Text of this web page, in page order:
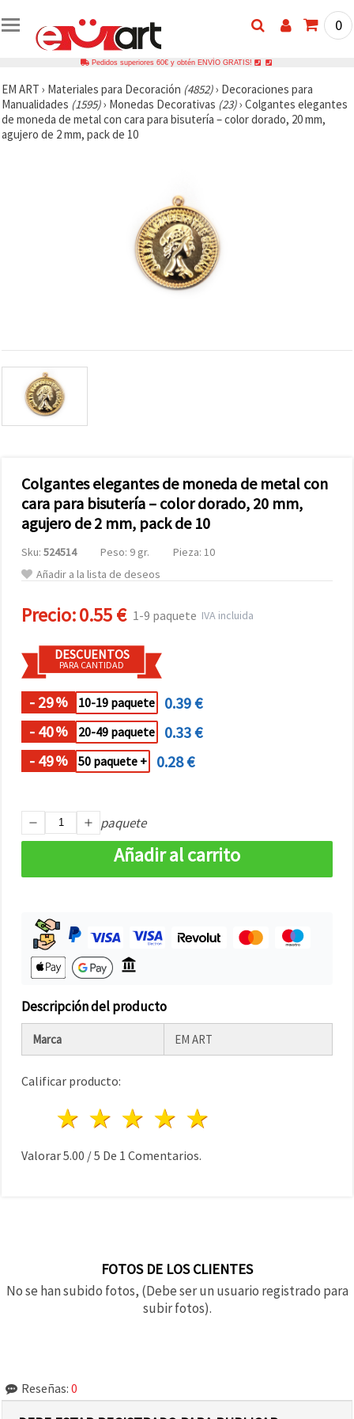
0
Pedidos superiores 60€ y obtén ENVÍO GRATIS!
EM ART › Materiales para Decoración (4852)› Decoraciones para
Manualidades (1595)› Monedas Decorativas (23)› Colgantes elegantes
de moneda de metal con cara para bisutería – color dorado, 20 mm,
agujero de 2 mm, pack de 10
Colgantes elegantes de moneda de metal con
cara para bisutería – color dorado, 20 mm,
agujero de 2 mm, pack de 10
Sku: 524514 Peso: 9 gr.
Pieza: 10
Añadir a la lista de deseos
Precio:0.55 € 1-9 paquete IVA incluida
DESCUENTOS
PARA CANTIDAD
- 29% 10-19 paquete
0.39 €
- 40% 20-49 paquete
0.33 €
- 49% 50 paquete + 0.28 €
paquete
Añadir al carrito
Descripción del producto
Marca EM ART
Calificar producto:
4 estrellas
3 estrellas
2 estrellas
1 estrella
Valorar5.00 /5 De 1 Comentarios.
FOTOS DE LOS CLIENTES
No se han subido fotos, (Debe ser un usuario registrado para
subir fotos).
Reseñas: 0